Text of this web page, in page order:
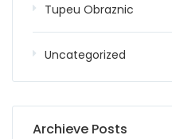
Tupeu Obraznic
Uncategorized
Archieve Posts